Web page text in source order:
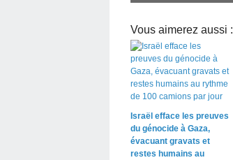
Vous aimerez aussi :
Israël efface les preuves
du génocide à Gaza,
évacuant gravats et
restes humains au